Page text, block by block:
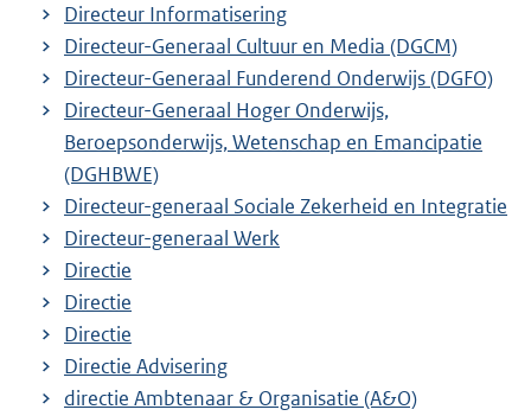
Directeur Informatisering
Directeur-Generaal Cultuur en Media (DGCM)
Directeur-Generaal Funderend Onderwijs (DGFO)
Directeur-Generaal Hoger Onderwijs,
Beroepsonderwijs, Wetenschap en Emancipatie
(DGHBWE)
Directeur-generaal Sociale Zekerheid en Integratie
Directeur-generaal Werk
Directie
Directie
Directie
Directie Advisering
directie Ambtenaar & Organisatie (A&O)